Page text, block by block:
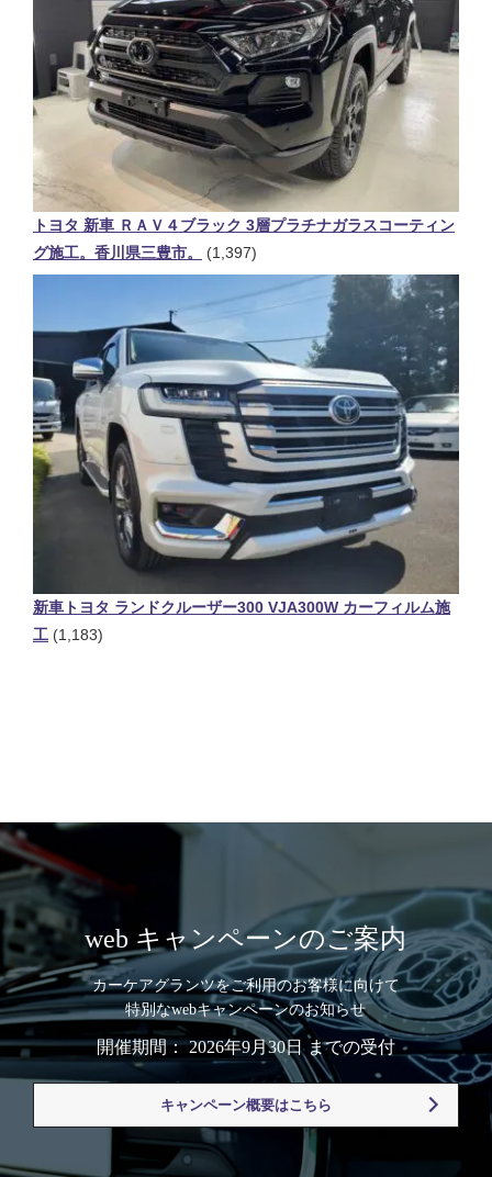
トヨタ 新車 ＲＡＶ４ブラック 3層プラチナガラスコーティン
グ施工。香川県三豊市。
(1,397)
新車トヨタ ランドクルーザー300 VJA300W カーフィルム施
工 (1,183)
web キャンペーンのご案内
カーケアグランツをご利用のお客様に向けて
特別なwebキャンペーンのお知らせ
開催期間： 2026年9月30日 までの受付
キャンペーン概要はこちら